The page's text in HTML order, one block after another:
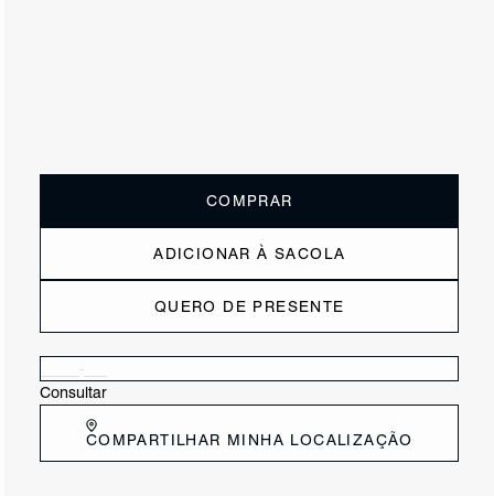
COMPRAR
ADICIONAR À SACOLA
QUERO DE PRESENTE
Consultar
COMPARTILHAR MINHA LOCALIZAÇÃO